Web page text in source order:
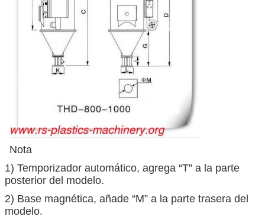
Nota
1) Temporizador automático, agrega “T” a la parte
posterior del modelo.
2) Base magnética, añade “M” a la parte trasera del
modelo.